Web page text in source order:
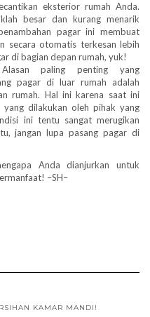
eksterior rumah Anda.
besar dan kurang menarik
pagar ini membuat
secara otomatis terkesan lebih
di bagian depan rumah, yuk!
paling penting yang
pagar di luar rumah adalah
rumah. Hal ini karena saat ini
dilakukan oleh pihak yang
ini tentu sangat merugikan
jangan lupa pasang pagar di
Anda dianjurkan untuk
–SH–
KAMAR MANDI!